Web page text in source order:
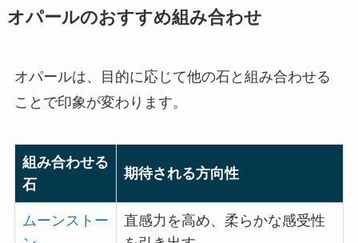
オパールのおすすめ組み合わせ
オパールは、目的に応じて他の石と組み合わせる
ことで印象が変わります。
組み合わせる
石
期待される方向性
ムーンストー
直感力を高め、柔らかな感受性